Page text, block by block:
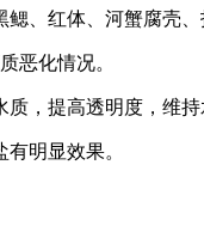
、红体、河蟹腐壳、
恶化情况。
，提高透明度，维
明显效果。